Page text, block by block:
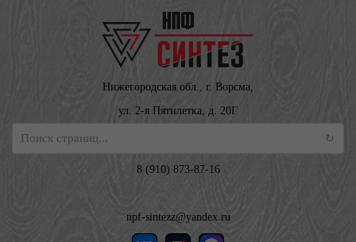
Нижегородская обл., г. Ворсма,
ул. 2-я Пятилетка, д. 20Г
8 (910) 873-87-16
npf-sintezz@yandex.ru